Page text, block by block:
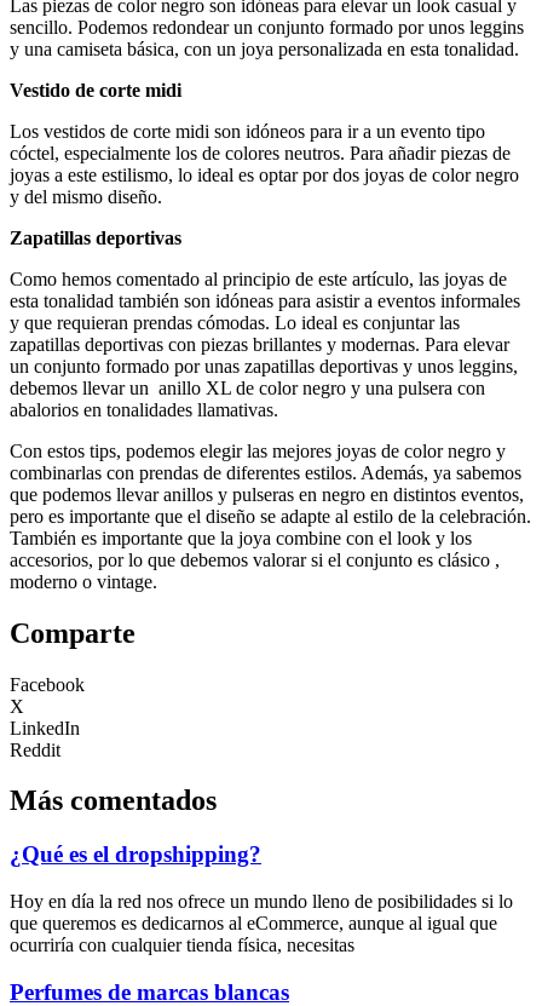
Las piezas de color negro son idóneas para elevar un look casual y
sencillo. Podemos redondear un conjunto formado por unos leggins
y una camiseta básica, con un joya personalizada en esta tonalidad.
Vestido de corte midi
Los vestidos de corte midi son idóneos para ir a un evento tipo
cóctel, especialmente los de colores neutros. Para añadir piezas de
joyas a este estilismo, lo ideal es optar por dos joyas de color negro
y del mismo diseño.
Zapatillas deportivas
Como hemos comentado al principio de este artículo, las joyas de
esta tonalidad también son idóneas para asistir a eventos informales
y que requieran prendas cómodas. Lo ideal es conjuntar las
zapatillas deportivas con piezas brillantes y modernas. Para elevar
un conjunto formado por unas zapatillas deportivas y unos leggins,
debemos llevar un anillo XL de color negro y una pulsera con
abalorios en tonalidades llamativas.
Con estos tips, podemos elegir las mejores joyas de color negro y
combinarlas con prendas de diferentes estilos. Además, ya sabemos
que podemos llevar anillos y pulseras en negro en distintos eventos,
pero es importante que el diseño se adapte al estilo de la celebración.
También es importante que la joya combine con el look y los
accesorios, por lo que debemos valorar si el conjunto es clásico ,
moderno o vintage.
Comparte
Facebook
X
LinkedIn
Reddit
Más comentados
¿Qué es el dropshipping?
Hoy en día la red nos ofrece un mundo lleno de posibilidades si lo
que queremos es dedicarnos al eCommerce, aunque al igual que
ocurriría con cualquier tienda física, necesitas
Perfumes de marcas blancas